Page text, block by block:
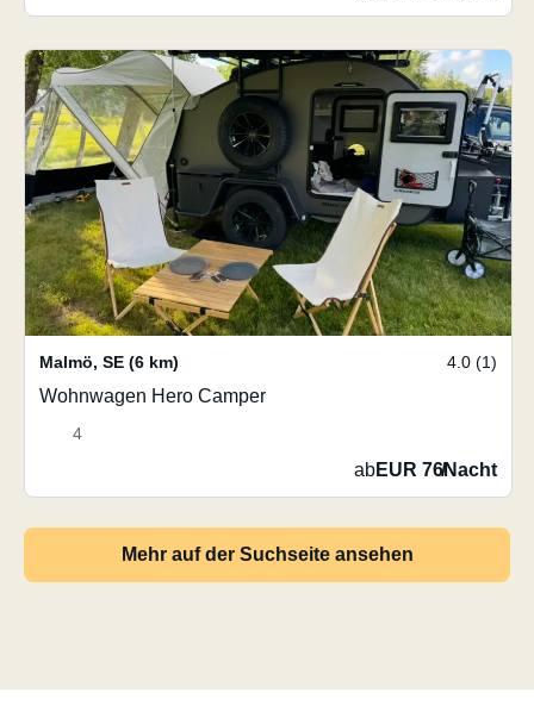
Malmö, SE (6 km) 4.0 (1)
Wohnwagen Hero Camper
4
abEUR 76/Nacht
Mehr auf der Suchseite ansehen